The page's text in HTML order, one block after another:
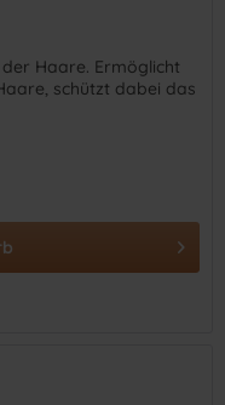
Haare. Ermöglicht
schützt dabei das